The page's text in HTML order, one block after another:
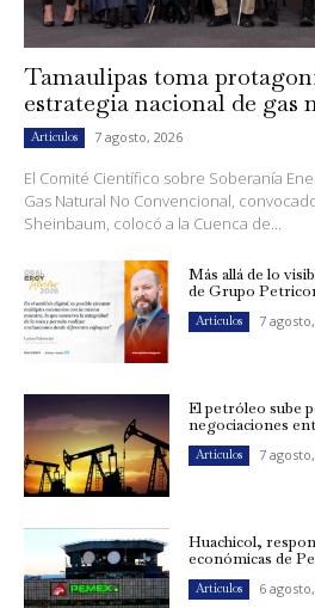
Tamaulipas toma
estrategia nacional de gas
Artículos 7 agosto, 2026
El Comité Científico sobre Soberanía
Gas Natural No Convencional,
Sheinbaum, colocó a la Cuenca de...
Más allá de lo
de Grupo
Artículos 7
El petróleo sube
negociaciones
Artículos 7
Huachicol,
económicas de
Artículos 6